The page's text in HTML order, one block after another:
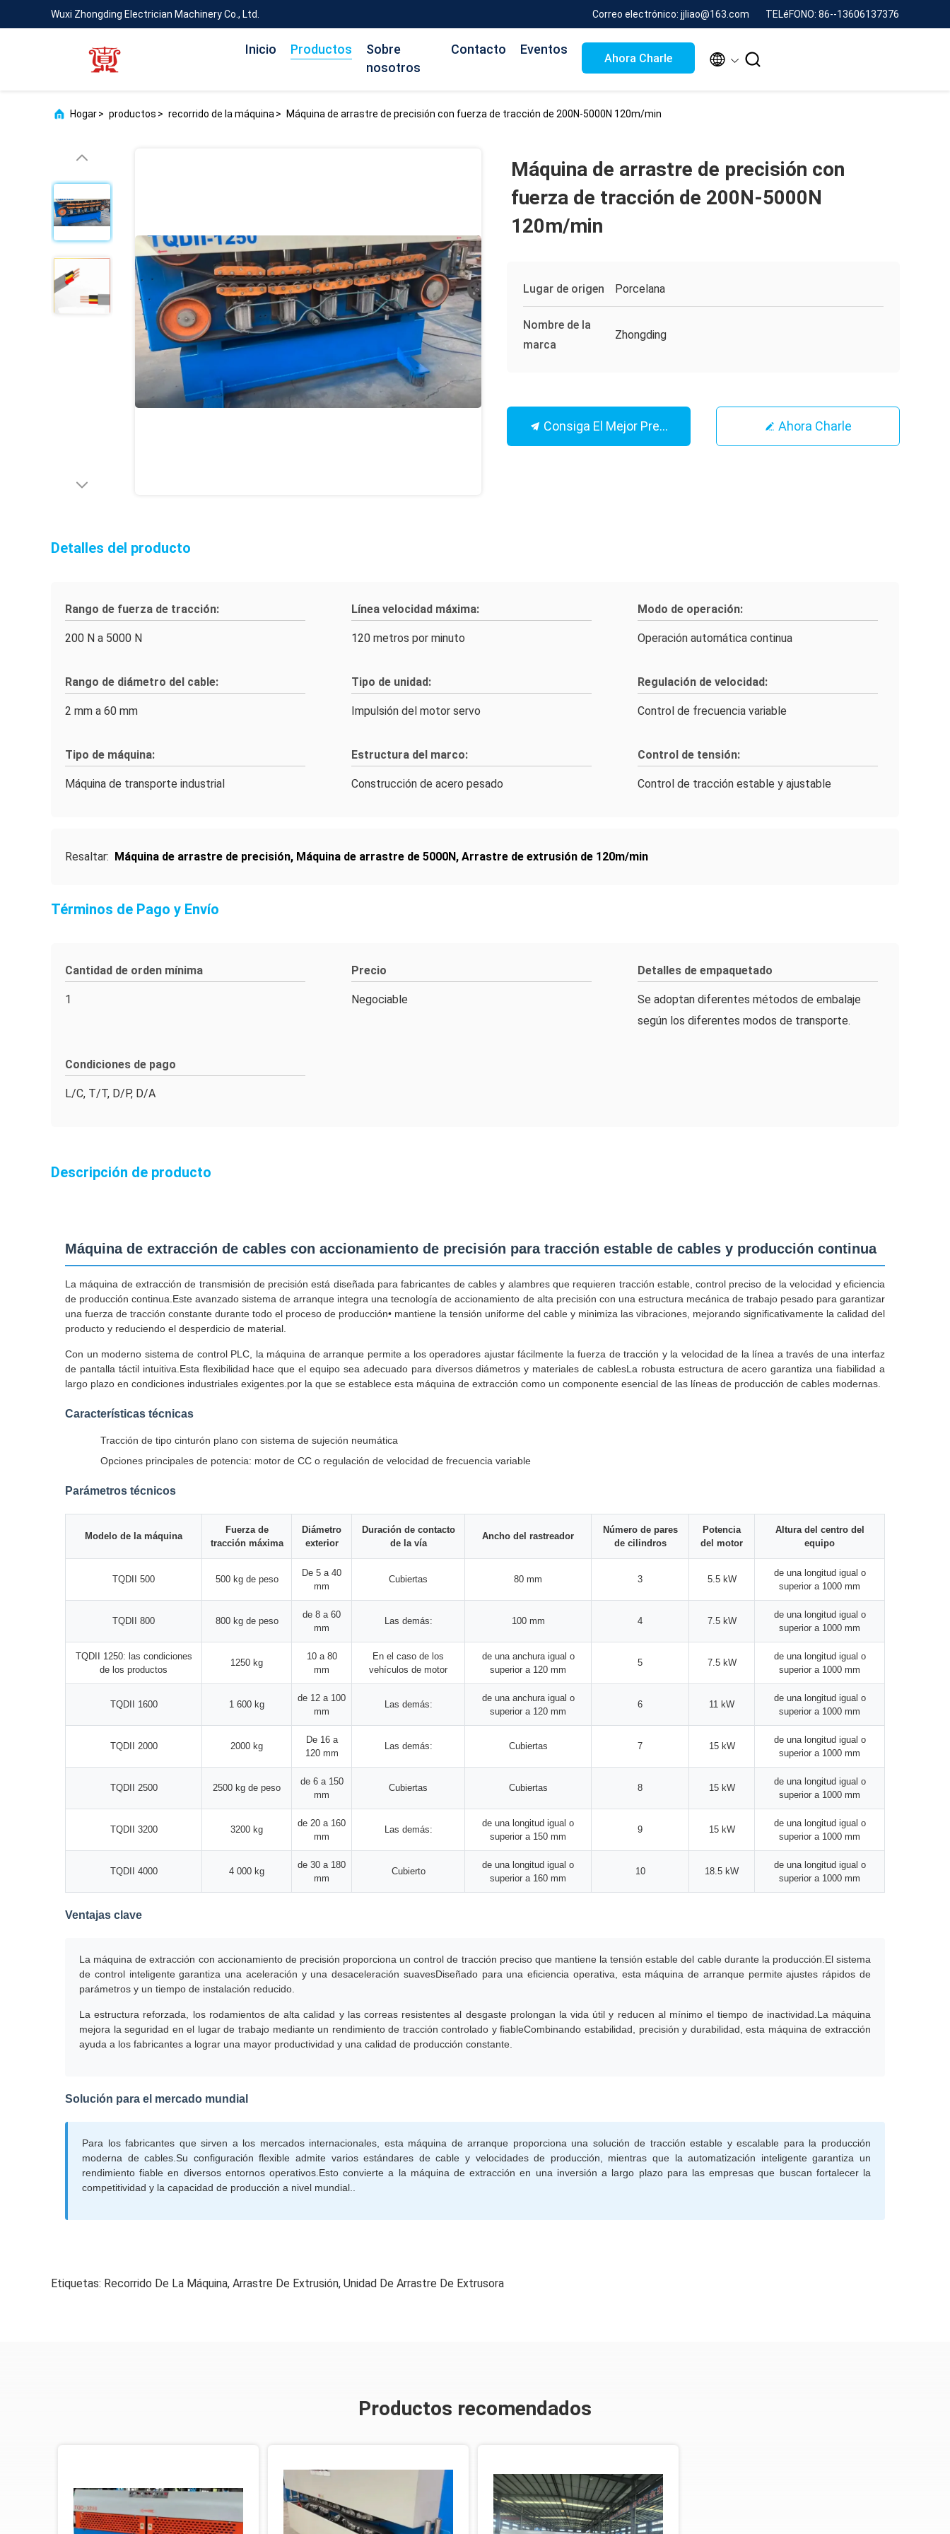
Wuxi Zhongding Electrician Machinery Co., Ltd. Correo electrónico: jjliao@163.com TELéFONO: 86--13606137376
Inicio Productos
Sobre
nosotros
Contacto Eventos
Ahora Charle  
Hogar> productos > recorrido de la máquina > Máquina de arrastre de precisión con fuerza de tracción de 200N-5000N 120m/min
Máquina de arrastre de precisión con
fuerza de tracción de 200N-5000N
120m/min
Lugar de origen Porcelana
Nombre de la
marca
Zhongding
Consiga El Mejor Precio Ahora Charle
Detalles del producto
Rango de fuerza de tracción:
200 N a 5000 N
Línea velocidad máxima:
120 metros por minuto
Modo de operación:
Operación automática continua
Rango de diámetro del cable:
2 mm a 60 mm
Tipo de unidad:
Impulsión del motor servo
Regulación de velocidad:
Control de frecuencia variable
Tipo de máquina:
Máquina de transporte industrial
Estructura del marco:
Construcción de acero pesado
Control de tensión:
Control de tracción estable y ajustable
Resaltar: Máquina de arrastre de precisión, Máquina de arrastre de 5000N, Arrastre de extrusión de 120m/min
Términos de Pago y Envío
Cantidad de orden mínima
1
Precio
Negociable
Detalles de empaquetado
Se adoptan diferentes métodos de embalaje
según los diferentes modos de transporte.
Condiciones de pago
L/C, T/T, D/P, D/A
Descripción de producto
Máquina de extracción de cables con accionamiento de precisión para tracción estable de cables y producción continua
La máquina de extracción de transmisión de precisión está diseñada para fabricantes de cables y alambres que requieren tracción estable, control preciso de la velocidad y eficiencia
de producción continua.Este avanzado sistema de arranque integra una tecnología de accionamiento de alta precisión con una estructura mecánica de trabajo pesado para garantizar
una fuerza de tracción constante durante todo el proceso de producción• mantiene la tensión uniforme del cable y minimiza las vibraciones, mejorando significativamente la calidad del
producto y reduciendo el desperdicio de material.
Con un moderno sistema de control PLC, la máquina de arranque permite a los operadores ajustar fácilmente la fuerza de tracción y la velocidad de la línea a través de una interfaz
de pantalla táctil intuitiva.Esta flexibilidad hace que el equipo sea adecuado para diversos diámetros y materiales de cablesLa robusta estructura de acero garantiza una fiabilidad a
largo plazo en condiciones industriales exigentes.por la que se establece esta máquina de extracción como un componente esencial de las líneas de producción de cables modernas.
Características técnicas
Tracción de tipo cinturón plano con sistema de sujeción neumática
Opciones principales de potencia: motor de CC o regulación de velocidad de frecuencia variable
Parámetros técnicos
Modelo de la máquina
Fuerza de
tracción máxima
Diámetro
exterior
Duración de contacto
de la vía
Ancho del rastreador
Número de pares
de cilindros
Potencia
del motor
Altura del centro del
equipo
TQDII 500 500 kg de peso
De 5 a 40
mm
Cubiertas 80 mm 3 5.5 kW
de una longitud igual o
superior a 1000 mm
TQDII 800 800 kg de peso
de 8 a 60
mm
Las demás: 100 mm 4 7.5 kW
de una longitud igual o
superior a 1000 mm
TQDII 1250: las condiciones
de los productos
1250 kg
10 a 80
mm
En el caso de los
vehículos de motor
de una anchura igual o
superior a 120 mm
5 7.5 kW
de una longitud igual o
superior a 1000 mm
TQDII 1600 1 600 kg
de 12 a 100
mm
Las demás:
de una anchura igual o
superior a 120 mm
6 11 kW
de una longitud igual o
superior a 1000 mm
TQDII 2000 2000 kg
De 16 a
120 mm
Las demás: Cubiertas 7 15 kW
de una longitud igual o
superior a 1000 mm
TQDII 2500 2500 kg de peso
de 6 a 150
mm
Cubiertas Cubiertas 8 15 kW
de una longitud igual o
superior a 1000 mm
TQDII 3200 3200 kg
de 20 a 160
mm
Las demás:
de una longitud igual o
superior a 150 mm
9 15 kW
de una longitud igual o
superior a 1000 mm
TQDII 4000 4 000 kg
de 30 a 180
mm
Cubierto
de una longitud igual o
superior a 160 mm
10 18.5 kW
de una longitud igual o
superior a 1000 mm
Ventajas clave
La máquina de extracción con accionamiento de precisión proporciona un control de tracción preciso que mantiene la tensión estable del cable durante la producción.El sistema
de control inteligente garantiza una aceleración y una desaceleración suavesDiseñado para una eficiencia operativa, esta máquina de arranque permite ajustes rápidos de
parámetros y un tiempo de instalación reducido.
La estructura reforzada, los rodamientos de alta calidad y las correas resistentes al desgaste prolongan la vida útil y reducen al mínimo el tiempo de inactividad.La máquina
mejora la seguridad en el lugar de trabajo mediante un rendimiento de tracción controlado y fiableCombinando estabilidad, precisión y durabilidad, esta máquina de extracción
ayuda a los fabricantes a lograr una mayor productividad y una calidad de producción constante.
Solución para el mercado mundial
Para los fabricantes que sirven a los mercados internacionales, esta máquina de arranque proporciona una solución de tracción estable y escalable para la producción
moderna de cables.Su configuración flexible admite varios estándares de cable y velocidades de producción, mientras que la automatización inteligente garantiza un
rendimiento fiable en diversos entornos operativos.Esto convierte a la máquina de extracción en una inversión a largo plazo para las empresas que buscan fortalecer la
competitividad y la capacidad de producción a nivel mundial..
Etiquetas: Recorrido De La Máquina, Arrastre De Extrusión, Unidad De Arrastre De Extrusora
Productos recomendados